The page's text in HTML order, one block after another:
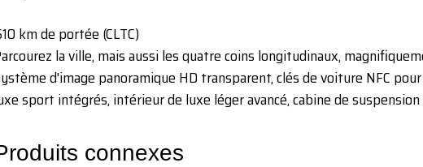
km de portée (CLTC)
la ville, mais aussi les quatre coins longitudinaux,
d'image panoramique HD transparent, clés de voiture NFC
sport intégrés, intérieur de luxe léger avancé, cabine de
connexes